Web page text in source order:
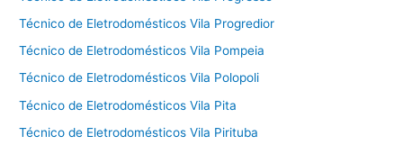
Técnico de Eletrodomésticos Vila Progredior
Técnico de Eletrodomésticos Vila Pompeia
Técnico de Eletrodomésticos Vila Polopoli
Técnico de Eletrodomésticos Vila Pita
Técnico de Eletrodomésticos Vila Pirituba